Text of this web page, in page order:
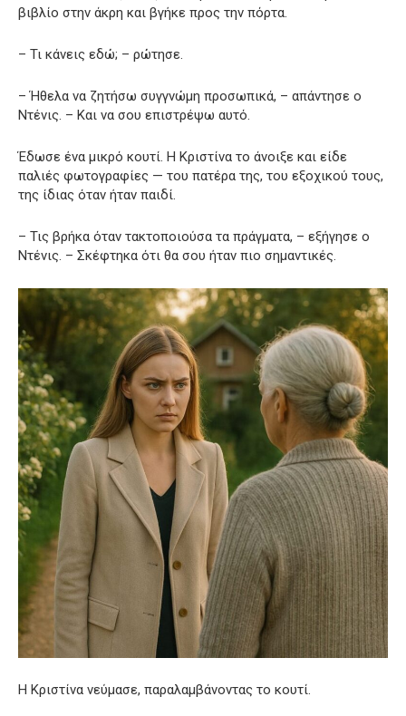
βιβλίο στην άκρη και βγήκε προς την πόρτα.
– Τι κάνεις εδώ; – ρώτησε.
– Ήθελα να ζητήσω συγγνώμη προσωπικά, – απάντησε ο
Ντένις. – Και να σου επιστρέψω αυτό.
Έδωσε ένα μικρό κουτί. Η Κριστίνα το άνοιξε και είδε
παλιές φωτογραφίες — του πατέρα της, του εξοχικού τους,
της ίδιας όταν ήταν παιδί.
– Τις βρήκα όταν τακτοποιούσα τα πράγματα, – εξήγησε ο
Ντένις. – Σκέφτηκα ότι θα σου ήταν πιο σημαντικές.
Η Κριστίνα νεύμασε, παραλαμβάνοντας το κουτί.